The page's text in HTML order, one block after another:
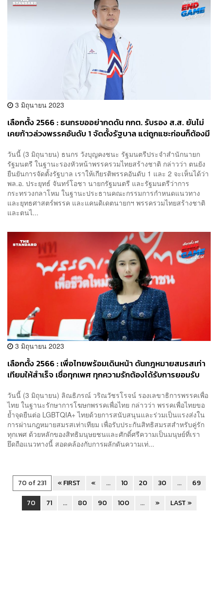
3 มิถุนายน 2023
เลือกตั้ง 2566 : ธนกรขออย่ากดดัน กกต. รับรอง ส.ส. ยันไม่
เคยก้าวล่วงพรรคอันดับ 1 จัดตั้งรัฐบาล แต่ถูกแซะก่อนก็ต้องมี
วันนี้ (3 มิถุนายน) ธนกร วังบุญคงชนะ รัฐมนตรีประจำสำนักนายก
รัฐมนตรี ในฐานะรองหัวหน้าพรรครวมไทยสร้างชาติ กล่าวว่า ตนยัง
ยืนยันการจัดตั้งรัฐบาล เราให้เกียรติพรรคอันดับ 1 และ 2 จะเห็นได้ว่า
พล.อ. ประยุทธ์ จันทร์โอชา นายกรัฐมนตรี และรัฐมนตรีว่าการ
กระทรวงกลาโหม ในฐานะประธานคณะกรรมการกำหนดแนวทาง
และยุทธศาสตร์พรรค และแคนดิเดตนายกฯ พรรครวมไทยสร้างชาติ
และตนไ...
3 มิถุนายน 2023
เลือกตั้ง 2566 : เพื่อไทยพร้อมเดินหน้า ดันกฎหมายสมรสเท่า
เทียมให้สำเร็จ เชื่อทุกเพศ ทุกความรักต้องได้รับการยอมรับ
วันนี้ (3 มิถุนายน) ลิณธิภรณ์ วริณวัชรโรจน์ รองเลขาธิการพรรคเพื่อ
ไทย ในฐานะรักษาการโฆษกพรรคเพื่อไทย กล่าวว่า พรรคเพื่อไทยขอ
ย้ำจุดยืนต่อ LGBTQIA+ ไทยด้วยการสนับสนุนและร่วมเป็นแรงส่งใน
การผ่านกฎหมายสมรสเท่าเทียม เพื่อรับประกันสิทธิสมรสสำหรับคู่รัก
ทุกเพศ ด้วยหลักของสิทธิมนุษยชนและศักดิ์ศรีความเป็นมนุษย์ที่เรา
ยึดถือแนวทางนี้ สอดคล้องกับการผลักดันความเท่...
70 of 231 « FIRST « ... 10 20 30 ...
69
70
71 ... 80 90 100 ... » LAST »